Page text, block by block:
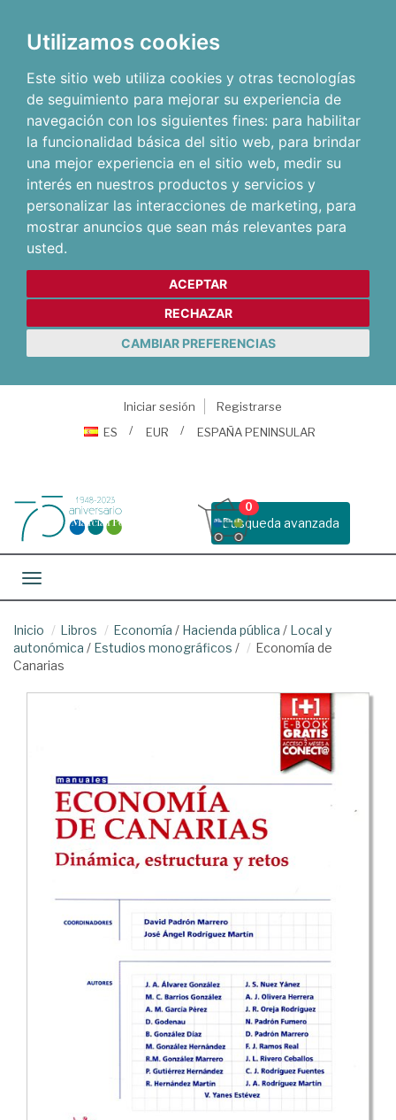
Utilizamos cookies
Este sitio web utiliza cookies y otras tecnologías
de seguimiento para mejorar su experiencia de
navegación con los siguientes fines: para habilitar
la funcionalidad básica del sitio web, para brindar
una mejor experiencia en el sitio web, medir su
interés en nuestros productos y servicios y
personalizar las interacciones de marketing, para
mostrar anuncios que sean más relevantes para
usted.
ACEPTAR
RECHAZAR
CAMBIAR PREFERENCIAS
Iniciar sesión
Registrarse
ES
EUR ESPAÑA PENINSULAR
Busqueda avanzada
0
Toggle navigation
Inicio Libros Economía / Hacienda pública / Local y
autonómica / Estudios monográficos /
Economía de
Canarias